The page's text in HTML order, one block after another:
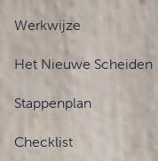
Werkwijze
Het Nieuwe Scheiden
Stappenplan
Checklist